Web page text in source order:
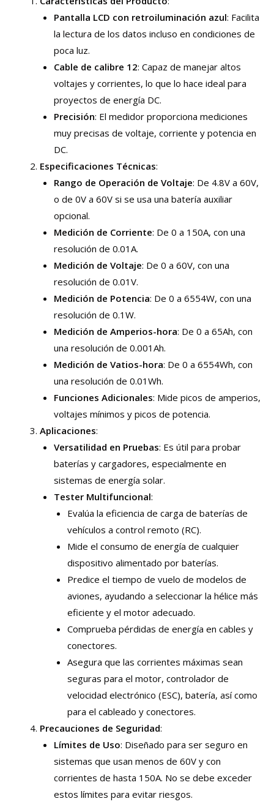
Pantalla LCD con retroiluminación azul: Facilita
la lectura de los datos incluso en condiciones de
poca luz.
Cable de calibre 12: Capaz de manejar altos
voltajes y corrientes, lo que lo hace ideal para
proyectos de energía DC.
Precisión: El medidor proporciona mediciones
muy precisas de voltaje, corriente y potencia en
DC.
Especificaciones Técnicas:
Rango de Operación de Voltaje: De 4.8V a 60V,
o de 0V a 60V si se usa una batería auxiliar
opcional.
Medición de Corriente: De 0 a 150A, con una
resolución de 0.01A.
Medición de Voltaje: De 0 a 60V, con una
resolución de 0.01V.
Medición de Potencia: De 0 a 6554W, con una
resolución de 0.1W.
Medición de Amperios-hora: De 0 a 65Ah, con
una resolución de 0.001Ah.
Medición de Vatios-hora: De 0 a 6554Wh, con
una resolución de 0.01Wh.
Funciones Adicionales: Mide picos de amperios,
voltajes mínimos y picos de potencia.
Aplicaciones:
Versatilidad en Pruebas: Es útil para probar
baterías y cargadores, especialmente en
sistemas de energía solar.
Tester Multifuncional:
Evalúa la eficiencia de carga de baterías de
vehículos a control remoto (RC).
Mide el consumo de energía de cualquier
dispositivo alimentado por baterías.
Predice el tiempo de vuelo de modelos de
aviones, ayudando a seleccionar la hélice más
eficiente y el motor adecuado.
Comprueba pérdidas de energía en cables y
conectores.
Asegura que las corrientes máximas sean
seguras para el motor, controlador de
velocidad electrónico (ESC), batería, así como
para el cableado y conectores.
Precauciones de Seguridad:
Límites de Uso: Diseñado para ser seguro en
sistemas que usan menos de 60V y con
corrientes de hasta 150A. No se debe exceder
estos límites para evitar riesgos.